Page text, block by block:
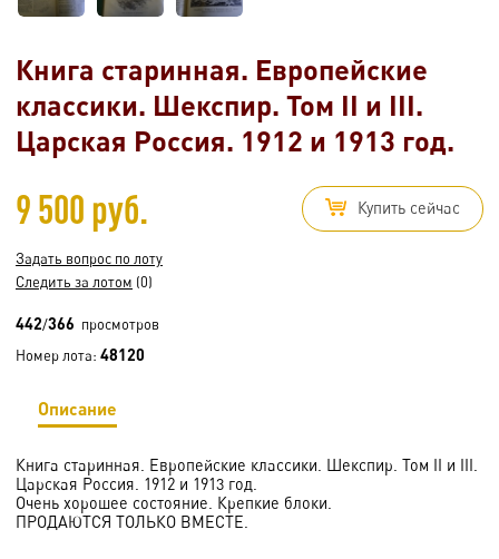
Книга старинная. Европейские
классики. Шекспир. Том II и III.
Царская Россия. 1912 и 1913 год.
9 500 руб. Купить сейчас
Задать вопрос по лоту
Следить за лотом (0)
442/366 просмотров
Номер лота: 48120
Описание
Книга старинная. Европейские классики. Шекспир. Том II и III.
Царская Россия. 1912 и 1913 год.
Очень хорошее состояние. Крепкие блоки.
ПРОДАЮТСЯ ТОЛЬКО ВМЕСТЕ.